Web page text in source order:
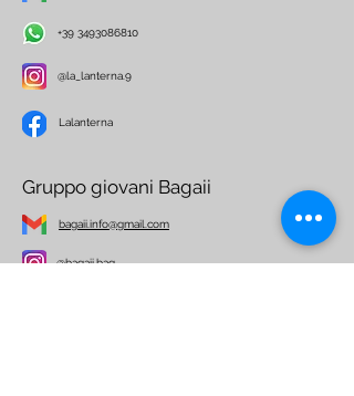
+39 3493086810
@la_lanterna.9
Lalanterna
Gruppo giovani Bagaii
bagaii.info@gmail.com
@bagaii.bag